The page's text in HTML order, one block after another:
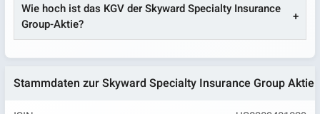
Wie hoch ist das KGV der Skyward Specialty Insurance
Group-Aktie?
Stammdaten zur Skyward Specialty Insurance Group Aktie